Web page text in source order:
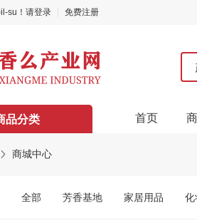
su！ 请登录 免费注册
品分类 首页
商城中心
全部 芳香基地 家居用品 化